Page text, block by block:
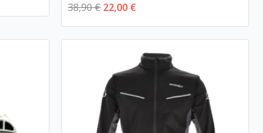
38,90 € 22,00 €